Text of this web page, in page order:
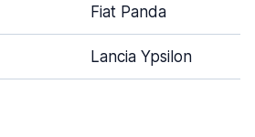
Fiat Panda
Lancia Ypsilon